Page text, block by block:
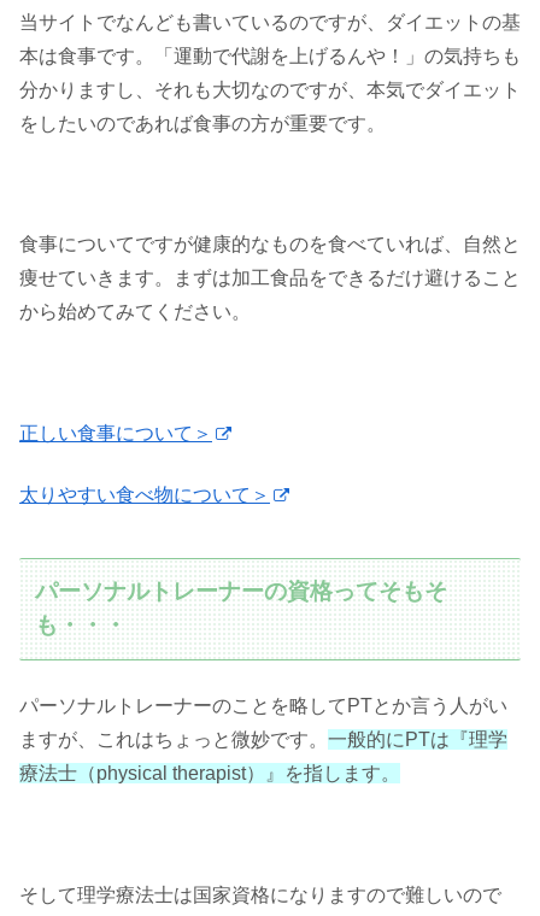
当サイトでなんども書いているのですが、ダイエットの基
本は食事です。「運動で代謝を上げるんや！」の気持ちも
分かりますし、それも大切なのですが、本気でダイエット
をしたいのであれば食事の方が重要です。
食事についてですが健康的なものを食べていれば、自然と
痩せていきます。まずは加工食品をできるだけ避けること
から始めてみてください。
正しい食事について＞
太りやすい食べ物について＞
パーソナルトレーナーの資格ってそもそ
も・・・
パーソナルトレーナーのことを略してPTとか言う人がい
ますが、これはちょっと微妙です。 一般的にPTは『理学
療法士（physical therapist）』を指します。
そして理学療法士は国家資格になりますので難しいので